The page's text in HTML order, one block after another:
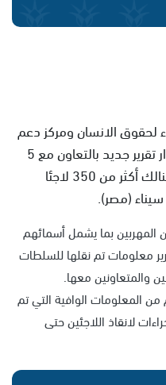
لحقوق الانسان ومركز دعم
العمال الاجانب اليوم الاربعاء باصدار تقرير جديد بالتعاون مع 5
منظمات دولية أخرى يكشف بأن هنالك أكثر من 350 لاجئا
(مصر).
المهربين بما يشمل أسمائهم
معلومات تم نقلها للسلطات
والمتعاونين معها.
من المعلومات الوافية التي تم
لانقاذ اللاجئين حتى